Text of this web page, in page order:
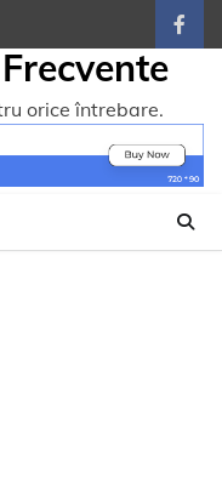
orice întrebare.